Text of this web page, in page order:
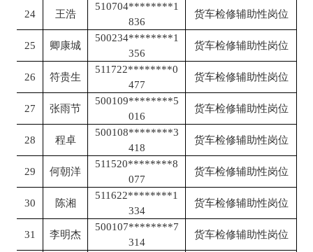
24 王浩
510704********1
836
货车检修辅助性岗位
25 卿康城
500234********1
356
货车检修辅助性岗位
26 符贵生
511722********0
477
货车检修辅助性岗位
27 张雨节
500109********5
016
货车检修辅助性岗位
28 程卓
500108********3
418
货车检修辅助性岗位
29 何朝洋
511520********8
077
货车检修辅助性岗位
30 陈湘
511622********1
334
货车检修辅助性岗位
31 李明杰
500107********7
314
货车检修辅助性岗位